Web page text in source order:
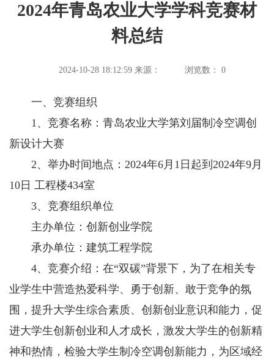
2024年青岛农业大学学科竞赛材
料总结
2024-10-28 18:12:59 来源： 浏览数： 0
一、竞赛组织
1、竞赛名称：青岛农业大学第刘届制冷空调创
新设计大赛
2、举办时间地点：2024年6月1日起到2024年9月
10日 工程楼434室
3、竞赛组织单位
主办单位：创新创业学院
承办单位：建筑工程学院
4、竞赛介绍：在“双碳”背景下，为了在相关专
业学生中营造热爱科学、勇于创新、敢于竞争的氛
围，提升大学生综合素质、创新创业意识和能力，促
进大学生创新创业和人才成长，激发大学生的创新精
神和热情，检验大学生制冷空调创新能力，为区域经